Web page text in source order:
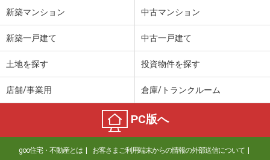
新築マンション 中古マンション
新築一戸建て 中古一戸建て
土地を探す 投資物件を探す
店舗/事業用 倉庫/トランクルーム
PC版へ
goo住宅・不動産とは お客さまご利用端末からの情報の外部送信について